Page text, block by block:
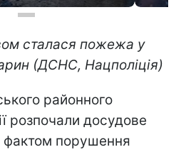
сталася пожежа у
(ДСНС, Нацполіція)
районного
розпочали досудове
фактом порушення